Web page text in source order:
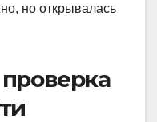
но открывалась